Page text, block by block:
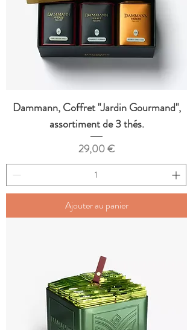
Dammann, Coffret "Jardin Gourmand",
assortiment de 3 thés.
Prix
29,00 €
Ajouter au panier